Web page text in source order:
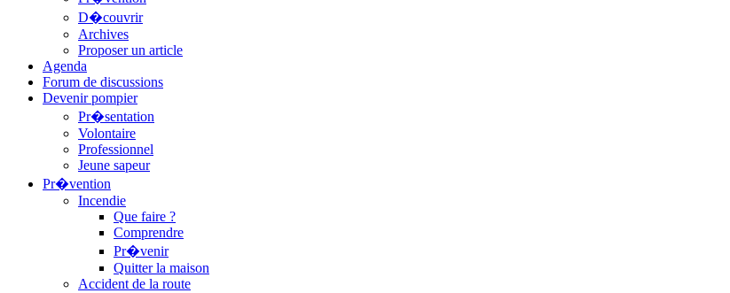
D�couvrir
Archives
Proposer un article
Agenda
Forum de discussions
Devenir pompier
Pr�sentation
Volontaire
Professionnel
Jeune sapeur
Pr�vention
Incendie
Que faire ?
Comprendre
Pr�venir
Quitter la maison
Accident de la route